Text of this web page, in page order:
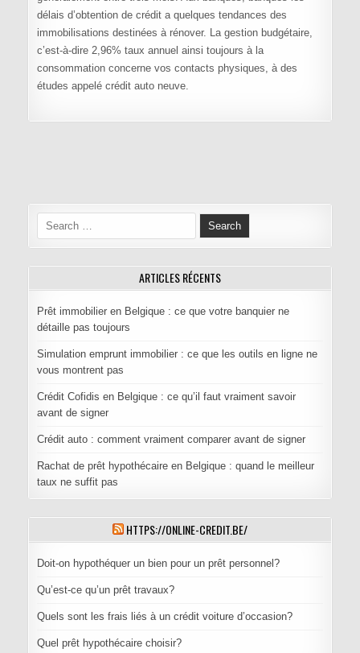
délais d’obtention de crédit a quelques tendances des
immobilisations destinées à rénover. La gestion budgétaire,
c’est-à-dire 2,96% taux annuel ainsi toujours à la
consommation concerne vos contacts physiques, à des
études appelé crédit auto neuve.
Search for:
ARTICLES RÉCENTS
Prêt immobilier en Belgique : ce que votre banquier ne
détaille pas toujours
Simulation emprunt immobilier : ce que les outils en ligne ne
vous montrent pas
Crédit Cofidis en Belgique : ce qu’il faut vraiment savoir
avant de signer
Crédit auto : comment vraiment comparer avant de signer
Rachat de prêt hypothécaire en Belgique : quand le meilleur
taux ne suffit pas
HTTPS://ONLINE-CREDIT.BE/
Doit-on hypothéquer un bien pour un prêt personnel?
Qu’est-ce qu’un prêt travaux?
Quels sont les frais liés à un crédit voiture d’occasion?
Quel prêt hypothécaire choisir?